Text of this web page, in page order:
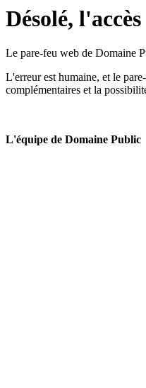
Désolé,
Le pare-feu web de Domaine
L'erreur est humaine, et le
complémentaires et la
L'équipe de Domaine Public